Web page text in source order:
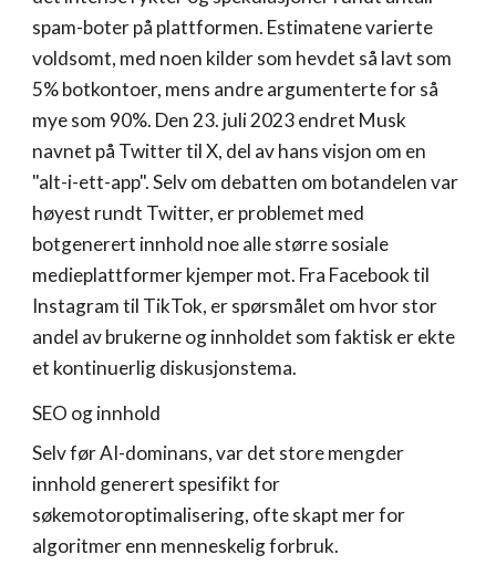
spam-boter på plattformen. Estimatene varierte
voldsomt, med noen kilder som hevdet så lavt som
5% botkontoer, mens andre argumenterte for så
mye som 90%. Den 23. juli 2023 endret Musk
navnet på Twitter til X, del av hans visjon om en
"alt-i-ett-app". Selv om debatten om botandelen var
høyest rundt Twitter, er problemet med
botgenerert innhold noe alle større sosiale
medieplattformer kjemper mot. Fra Facebook til
Instagram til TikTok, er spørsmålet om hvor stor
andel av brukerne og innholdet som faktisk er ekte
et kontinuerlig diskusjonstema.
SEO og innhold
Selv før AI-dominans, var det store mengder
innhold generert spesifikt for
søkemotoroptimalisering, ofte skapt mer for
algoritmer enn menneskelig forbruk.